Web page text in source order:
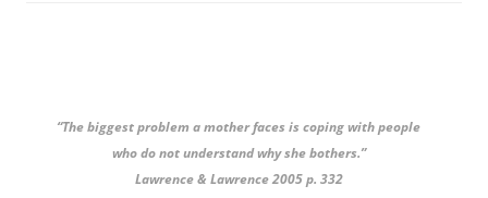
“The biggest problem a mother faces is coping with people
who do not understand why she bothers.”
Lawrence & Lawrence 2005 p. 332